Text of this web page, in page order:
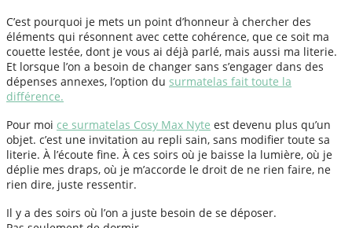
C’est pourquoi je mets un point d’honneur à chercher des
éléments qui résonnent avec cette cohérence, que ce soit ma
couette lestée, dont je vous ai déjà parlé, mais aussi ma literie.
Et lorsque l’on a besoin de changer sans s’engager dans des
dépenses annexes, l’option du surmatelas fait toute la
différence.
Pour moi ce surmatelas Cosy Max Nyte est devenu plus qu’un
objet. c’est une invitation au repli sain, sans modifier toute sa
literie. À l’écoute fine. À ces soirs où je baisse la lumière, où je
déplie mes draps, où je m’accorde le droit de ne rien faire, ne
rien dire, juste ressentir.
Il y a des soirs où l’on a juste besoin de se déposer.